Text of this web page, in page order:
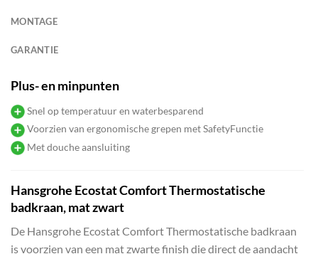
MONTAGE
GARANTIE
Plus- en minpunten
Snel op temperatuur en waterbesparend
Voorzien van ergonomische grepen met SafetyFunctie
Met douche aansluiting
Hansgrohe Ecostat Comfort Thermostatische
badkraan, mat zwart
De Hansgrohe Ecostat Comfort Thermostatische badkraan
is voorzien van een mat zwarte finish die direct de aandacht